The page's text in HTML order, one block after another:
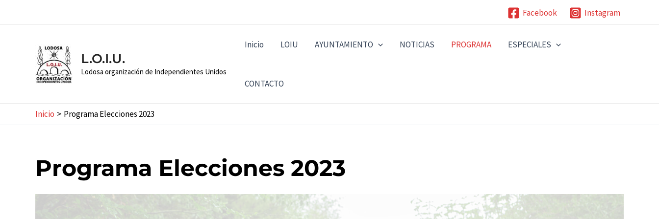
Facebook Instagram
L.O.I.U.
Lodosa organización de Independientes Unidos
Inicio LOIU AYUNTAMIENTO NOTICIAS PROGRAMA ESPECIALES
CONTACTO
Inicio Programa Elecciones 2023
Programa Elecciones 2023